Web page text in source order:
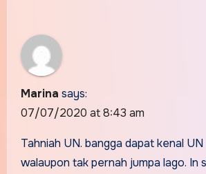
Marina says:
07/07/2020 at 8:43 am
Tahniah UN. bangga dapat kenal UN
walaupon tak pernah jumpa lago. In